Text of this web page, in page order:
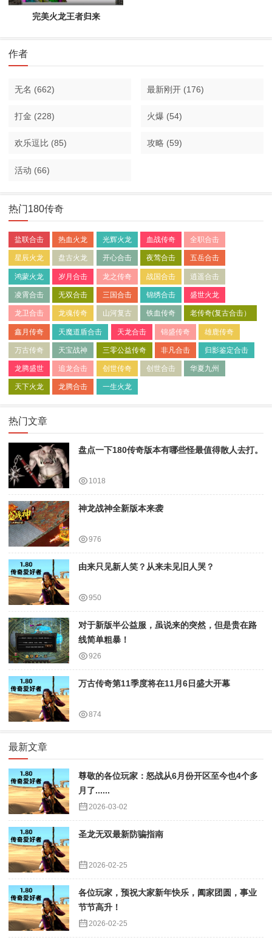
完美火龙王者归来
作者
无名 (662) 最新刚开 (176)
打金 (228) 火爆 (54)
欢乐逗比 (85) 攻略 (59)
活动 (66)
热门180传奇
盐联合击 热血火龙 光辉火龙 血战传奇 全职合击
星辰火龙 盘古火龙 开心合击 夜莺合击 五岳合击
鸿蒙火龙 岁月合击 龙之传奇 战国合击 逍遥合击
凌霄合击 无双合击 三国合击 锦绣合击 盛世火龙
龙卫合击 龙魂传奇 山河复古 铁血传奇 老传奇(复古合击）
鑫月传奇 天魔道盾合击 天龙合击 锦盛传奇 雄鹿传奇
万古传奇 天宝战神 三零公益传奇 非凡合击 归影鉴定合击
龙腾盛世 追龙合击 创世传奇 创世合击 华夏九州
天下火龙 龙腾合击 一生火龙
热门文章
盘点一下180传奇版本有哪些怪最值得散人去打。
1018
神龙战神全新版本来袭
976
由来只见新人笑？从来未见旧人哭？
950
对于新版半公益服，虽说来的突然，但是贵在路
线简单粗暴！
926
万古传奇第11季度将在11月6日盛大开幕
874
最新文章
尊敬的各位玩家：怒战从6月份开区至今也4个多
月了......
2026-03-02
圣龙无双最新防骗指南
2026-02-25
各位玩家，预祝大家新年快乐，阖家团圆，事业
节节高升！
2026-02-25